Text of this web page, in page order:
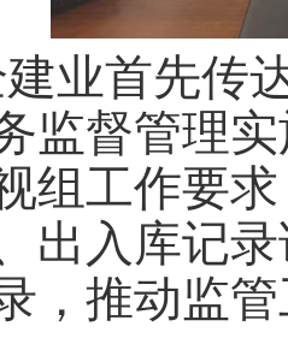
业首先传
监督管理
组工作要
出入库记
，推动监